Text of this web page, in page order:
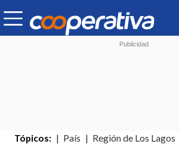
Tópicos: País Región de Los Lagos